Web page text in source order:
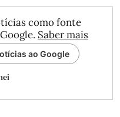
como fonte
Saber mais
ao Google